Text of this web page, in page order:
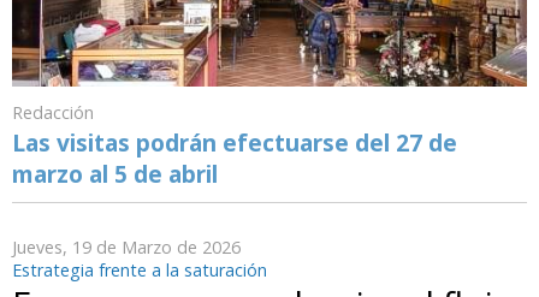
Redacción
Las visitas podrán efectuarse del 27 de
marzo al 5 de abril
Jueves, 19 de Marzo de 2026
Estrategia frente a la saturación